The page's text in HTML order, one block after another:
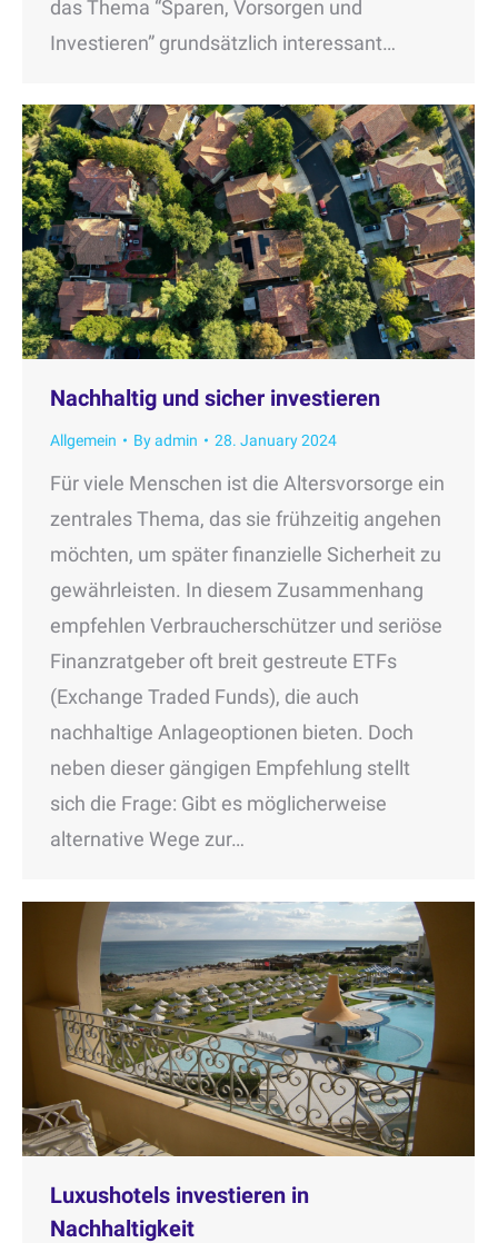
das Thema “Sparen, Vorsorgen und
Investieren” grundsätzlich interessant…
Nachhaltig und sicher investieren
Allgemein Byadmin 28. January 2024
Für viele Menschen ist die Altersvorsorge ein
zentrales Thema, das sie frühzeitig angehen
möchten, um später finanzielle Sicherheit zu
gewährleisten. In diesem Zusammenhang
empfehlen Verbraucherschützer und seriöse
Finanzratgeber oft breit gestreute ETFs
(Exchange Traded Funds), die auch
nachhaltige Anlageoptionen bieten. Doch
neben dieser gängigen Empfehlung stellt
sich die Frage: Gibt es möglicherweise
alternative Wege zur…
Luxushotels investieren in
Nachhaltigkeit